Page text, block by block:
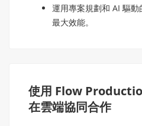
運用專案規劃和 AI 驅
最大效能。
使用 Flow
在雲端協同合作